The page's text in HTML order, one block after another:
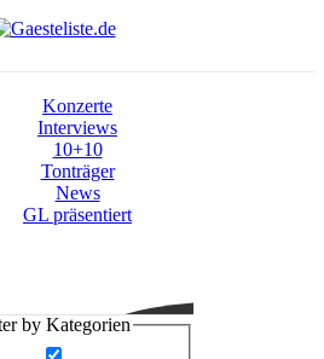
Konzerte
Interviews
10+10
Tonträger
News
GL präsentiert
by Kategorien